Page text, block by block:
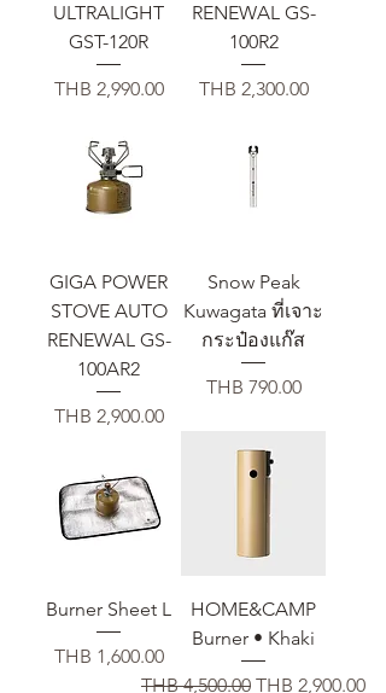
ULTRALIGHT
GST-120R
価格
THB 2,990.00
RENEWAL GS-
100R2
価格
THB 2,300.00
GIGA POWER
STOVE AUTO
RENEWAL GS-
100AR2
価格
THB 2,900.00
Snow Peak
Kuwagata ที่เจาะ
กระป๋องแก๊ส
価格
THB 790.00
Burner Sheet L
価格
THB 1,600.00
HOME&CAMP
Burner • Khaki
通常価格
THB 4,500.00 セール価格
THB 2,900.00